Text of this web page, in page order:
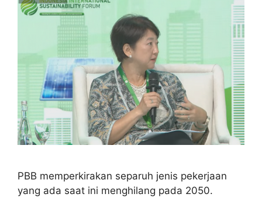
PBB memperkirakan separuh jenis pekerjaan
yang ada saat ini menghilang pada 2050.